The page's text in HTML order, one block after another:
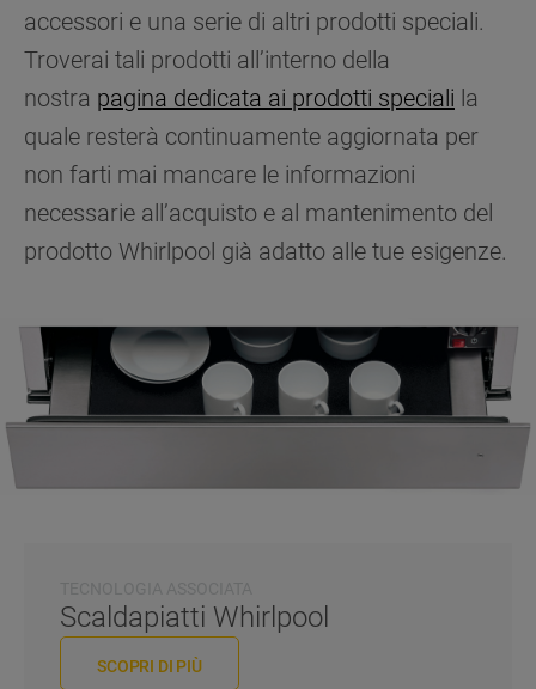
accessori e una serie di altri prodotti speciali.
Troverai tali prodotti all’interno della
nostra pagina dedicata ai prodotti speciali la
quale resterà continuamente aggiornata per
non farti mai mancare le informazioni
necessarie all’acquisto e al mantenimento del
prodotto Whirlpool già adatto alle tue esigenze.
Scaldapiatti Whirlpool
SCOPRI DI PIÙ